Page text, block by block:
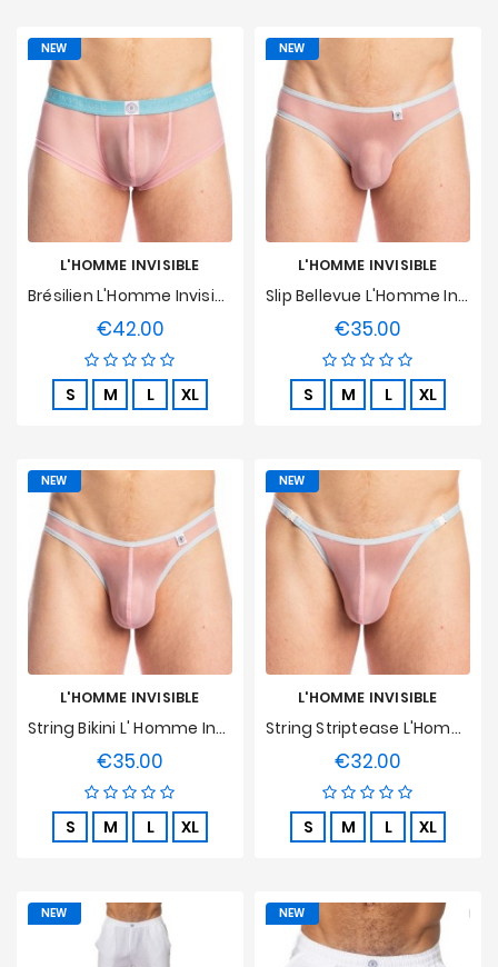
L'HOMME INVISIBLE
Brésilien L'Homme Invisible - Kyoto
€42.00Price
S M L XL
NEW
L'HOMME INVISIBLE
Slip Bellevue L'Homme Invisible - Kyoto
€35.00
S M L XL
NEW
L'HOMME INVISIBLE
String Bikini L' Homme Invisible - Kyoto
€35.00
S M L XL
NEW
L'HOMME INVISIBLE
String Striptease L'Homme Invisible - Kyoto
€32.00
S M L XL
NEW
NEW NEW